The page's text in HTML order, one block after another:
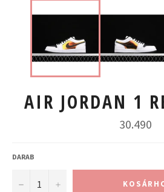
AIR JORDAN 1
Normál
ár
30.490
DARAB
− +